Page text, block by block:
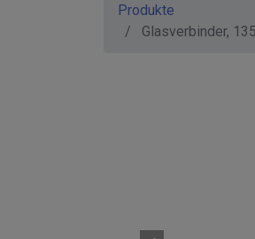
Produkte
Glasverbinder,